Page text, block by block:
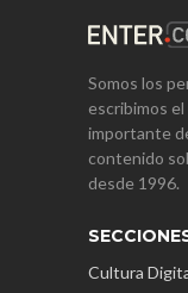
Somos los
escribimos
importante
contenido
desde 1996.
Cultura